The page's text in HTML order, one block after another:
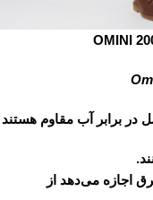
در برابر آب مقاوم هستند